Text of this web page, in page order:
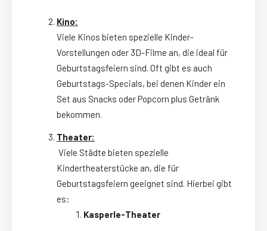
Kino:
Viele Kinos bieten spezielle Kinder-
Vorstellungen oder 3D-Filme an, die ideal für
Geburtstagsfeiern sind. Oft gibt es auch
Geburtstags-Specials, bei denen Kinder ein
Set aus Snacks oder Popcorn plus Getränk
bekommen.
Theater:
Viele Städte bieten spezielle
Kindertheaterstücke an, die für
Geburtstagsfeiern geeignet sind. Hierbei gibt
es:
Kasperle-Theater